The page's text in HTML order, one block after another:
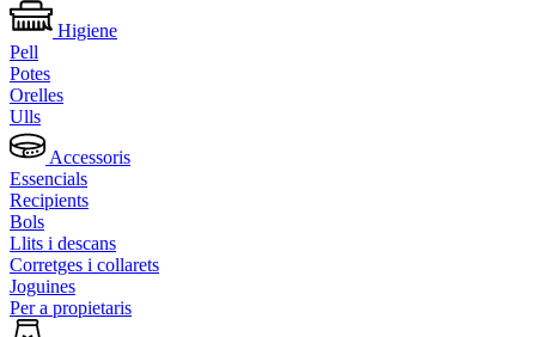
Higiene
Pell
Potes
Orelles
Ulls
Accessoris
Essencials
Recipients
Bols
Llits i descans
Corretges i collarets
Joguines
Per a propietaris